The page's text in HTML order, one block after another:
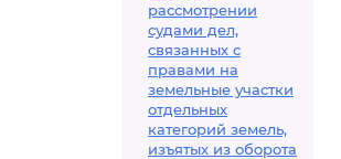
рассмотрении
судами дел,
связанных с
правами на
земельные участки
отдельных
категорий земель,
изъятых из оборота